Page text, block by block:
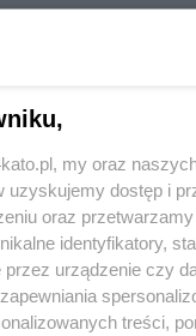
my oraz
uzyskujemy dostęp i
oraz
identyfikatory,
przez urządzenie czy
treści,